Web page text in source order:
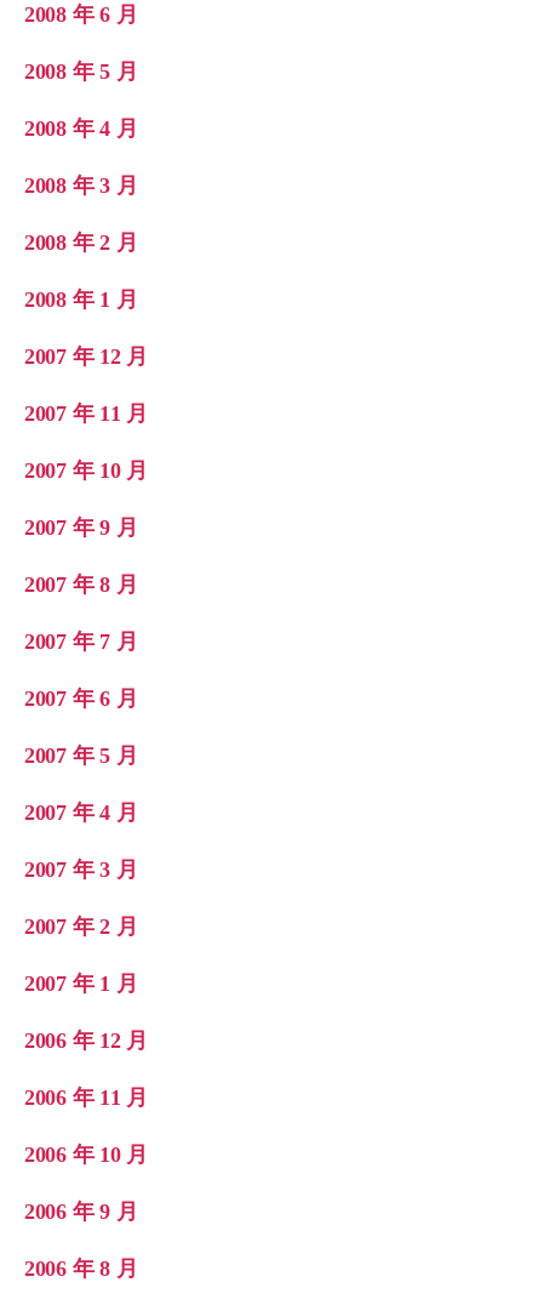
2008 年 6 月
2008 年 5 月
2008 年 4 月
2008 年 3 月
2008 年 2 月
2008 年 1 月
2007 年 12 月
2007 年 11 月
2007 年 10 月
2007 年 9 月
2007 年 8 月
2007 年 7 月
2007 年 6 月
2007 年 5 月
2007 年 4 月
2007 年 3 月
2007 年 2 月
2007 年 1 月
2006 年 12 月
2006 年 11 月
2006 年 10 月
2006 年 9 月
2006 年 8 月